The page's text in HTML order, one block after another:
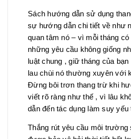
Sách hướng dẫn sử dụng
sự hướng dẫn chi tiết về như
quan tâm nó – vì mỗi tháng
những yêu cầu không giống
luật chung , giữ tháng của
lau chùi nó thường xuyên với
Đừng bôi trơn thang trừ khi
viết rõ ràng như thế , vì lâu
dẫn đến tác dụng làm suy yếu
Thắng rút yêu cầu môi trường